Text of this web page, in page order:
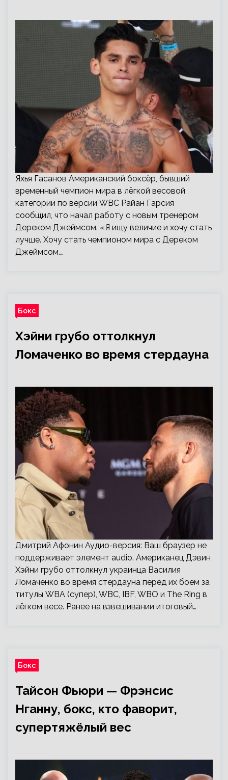
Яхья Гасанов Американский боксёр, бывший
временный чемпион мира в лёгкой весовой
категории по версии WBC Райан Гарсия
сообщил, что начал работу с новым тренером
Дереком Джеймсом. «Я ищу величие и хочу стать
лучше. Хочу стать чемпионом мира с Дереком
Джеймсом.…
Бокс
Хэйни грубо оттолкнул
Ломаченко во время стердауна
Дмитрий Афонин Аудио-версия: Ваш браузер не
поддерживает элемент audio. Американец Дэвин
Хэйни грубо оттолкнул украинца Василия
Ломаченко во время стердауна перед их боем за
титулы WBA (супер), WBC, IBF, WBO и The Ring в
лёгком весе. Ранее на взвешивании итоговый…
Бокс
Тайсон Фьюри — Фрэнсис
Нганну, бокс, кто фаворит,
супертяжёлый вес